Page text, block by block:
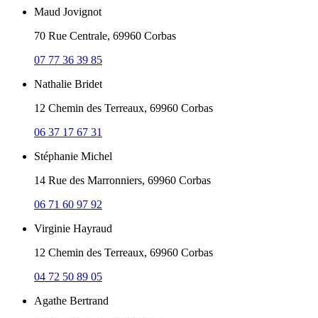
Maud Jovignot
70 Rue Centrale, 69960 Corbas
07 77 36 39 85
Nathalie Bridet
12 Chemin des Terreaux, 69960 Corbas
06 37 17 67 31
Stéphanie Michel
14 Rue des Marronniers, 69960 Corbas
06 71 60 97 92
Virginie Hayraud
12 Chemin des Terreaux, 69960 Corbas
04 72 50 89 05
Agathe Bertrand